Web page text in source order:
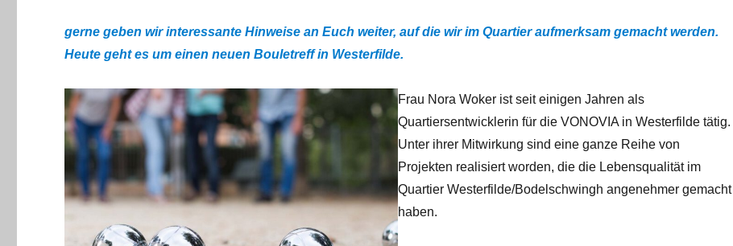
gerne geben wir interessante Hinweise an Euch weiter, auf die wir im Quartier aufmerksam gemacht werden.
Heute geht es um einen neuen Bouletreff in Westerfilde.
Frau Nora Woker ist seit einigen Jahren als
Quartiersentwicklerin für die VONOVIA in Westerfilde tätig.
Unter ihrer Mitwirkung sind eine ganze Reihe von
Projekten realisiert worden, die die Lebensqualität im
Quartier Westerfilde/Bodelschwingh angenehmer gemacht
haben.